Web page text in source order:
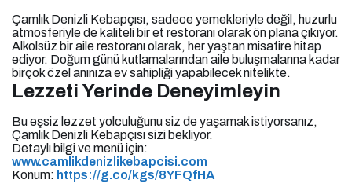
Çamlık Denizli Kebapçısı, sadece yemekleriyle değil, huzurlu
atmosferiyle de kaliteli bir et restoranı olarak ön plana çıkıyor.
Alkolsüz bir aile restoranı olarak, her yaştan misafire hitap
ediyor. Doğum günü kutlamalarından aile buluşmalarına kadar
birçok özel anınıza ev sahipliği yapabilecek nitelikte.
Lezzeti Yerinde Deneyimleyin
Bu eşsiz lezzet yolculuğunu siz de yaşamak istiyorsanız,
Çamlık Denizli Kebapçısı sizi bekliyor.
Detaylı bilgi ve menü için:
www.camlikdenizlikebapcisi.com
Konum: https://g.co/kgs/8YFQfHA